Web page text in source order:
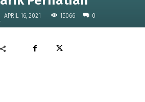
APRIL 16, 2021 15066 0